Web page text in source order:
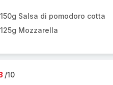
150g Salsa di pomodoro cotta
125g Mozzarella
/10